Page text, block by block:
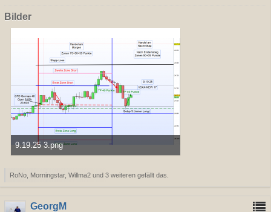
Bilder
9.19.25 3.png
50,9 kB, 1.294×812, 369 mal angesehen
RoNo, Morningstar, Willma2 und 3 weiteren gefällt das.
GeorgM